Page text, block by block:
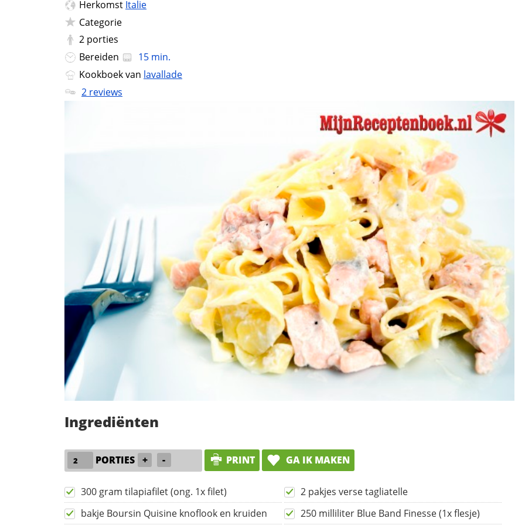
Herkomst Italie
Categorie
2 porties
Bereiden
15 min.
Kookboek van lavallade
2 reviews
Ingrediënten
PORTIES + - PRINT GA IK MAKEN
300 gram tilapiafilet (ong. 1x filet)
2 pakjes verse tagliatelle
bakje Boursin Quisine knoflook en kruiden
250 milliliter Blue Band Finesse (1x flesje)